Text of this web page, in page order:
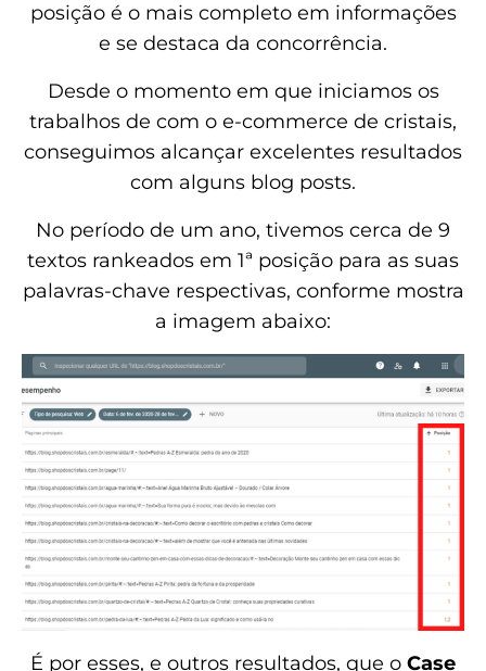
posição é o mais completo em informações
e se destaca da concorrência.
Desde o momento em que iniciamos os
trabalhos de com o e-commerce de cristais,
conseguimos alcançar excelentes resultados
com alguns blog posts.
No período de um ano, tivemos cerca de 9
textos rankeados em 1ª posição para as suas
palavras-chave respectivas, conforme mostra
a imagem abaixo:
É por esses, e outros resultados, que o Case